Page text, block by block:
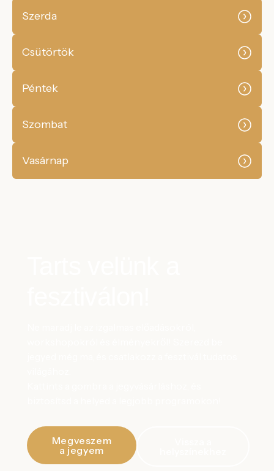
Szerda
Csütörtök
Péntek
Szombat
Vasárnap
Megveszem
a jegyem